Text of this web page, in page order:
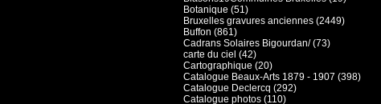
Botanique (51)
Bruxelles gravures anciennes (2449)
Buffon (861)
Cadrans Solaires Bigourdan/ (73)
carte du ciel (42)
Cartographique (20)
Catalogue Beaux-Arts 1879 - 1907 (398)
Catalogue Declercq (292)
Catalogue photos (110)